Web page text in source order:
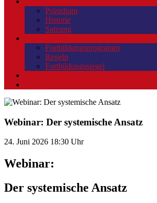
Präsidium
Historie
Satzung
Fortbildungsprogramm
Regeln
Fortbildungssiegel
Webinar: Der systemische Ansatz
24. Juni 2026 18:30 Uhr
Webinar:
Der systemische Ansatz